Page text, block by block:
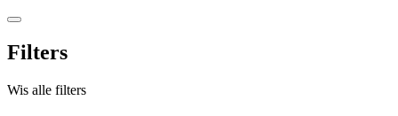
Filters
Wis alle filters